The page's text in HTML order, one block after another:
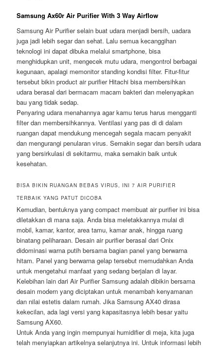
Samsung Ax60r Air Purifier With 3 Way Airflow
Samsung Air Purifier selain buat udara menjadi bersih, uadara
juga jadi lebih segar dan sehat. Lalu semua kecanggihan
teknologi ini dapat dibuka melalui smartphone, bisa
menghidupkan unit, mengecek mutu udara, mengontrol berbagai
kegunaan, apalagi memonitor standing kondisi filter. Fitur-fitur
tersebut bikin product air purifier Hitachi bisa membersihkan
udara berasal dari bermacam macam bakteri dan melenyapkan
bau yang tidak sedap.
Penyaring udara menahannya agar kamu terus harus mengganti
filter dan membersihkannya. Ventilasi yang pas di di dalam
ruangan dapat mendukung mencegah segala macam penyakit
dan mengurangi penularan virus. Semakin segar dan bersih udara
yang bersirkulasi di sekitarmu, maka semakin baik untuk
kesehatan.
BISA BIKIN RUANGAN BEBAS VIRUS, INI 7 AIR PURIFIER
TERBAIK YANG PATUT DICOBA
Kemudian, bentuknya yang compact membuat air purifier ini bisa
diletakkan di mana saja. Anda bisa meletakkannya mulai di
mobil, kamar, kantor, area tamu, kamar anak, hingga ruang
binatang peliharaan. Desain air purifier berasal dari Onix
didominasi warna putih bersama bagian panel yang berwarna
hitam. Panel yang berwarna gelap tersebut memudahkan Anda
untuk mengetahui manfaat yang sedang berjalan di layar.
Kelebihan lain dari Air Purifier Samsung adalah dibikin bersama
desain modern yang diciptakan untuk menambah kenyamanan
dan nilai estetis dalam rumah. Jika Samsung AX40 dirasa
kekecilan, ada lagi versi yang kapasitasnya lebih besar yaitu
Samsung AX60.
Untuk Anda yang ingin mempunyai humidifier di meja, kita juga
telah menyiapkan artikelnya selanjutnya ini. Untuk informasi lebih